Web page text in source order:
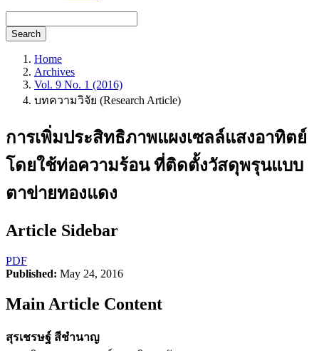
Search
Home
Archives
Vol. 9 No. 1 (2016)
บทความวิจัย (Research Article)
การเพิ่มประสิทธิภาพแผงเซลล์แสงอาทิตย์
โดยใช้ท่อความร้อน ที่ติดตั้งวัสดุพรุนแบบ
ตาข่ายทองแดง
Article Sidebar
PDF
Published: May 24, 2016
Main Article Content
สุรเชรษฐ์ สีชำนาญ